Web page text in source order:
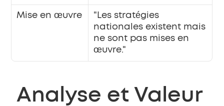
Mise en œuvre
"Les stratégies
nationales existent mais
ne sont pas mises en
œuvre."
Analyse et Valeur